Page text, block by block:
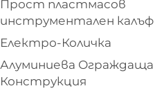
Прост пластмасов
инструментален калъф
Електро-Количка
Алуминиева Ограждаща
Конструкция